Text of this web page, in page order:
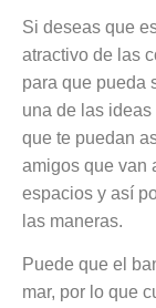
Si deseas que
atractivo de las
para que pueda
una de las
que te puedan
amigos que van
espacios y así
las maneras.
Puede que el
mar, por lo que